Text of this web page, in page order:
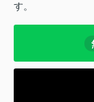
す。